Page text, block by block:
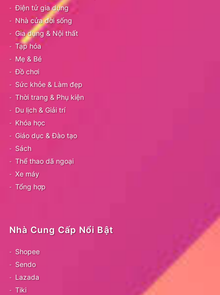
Điện tử gia dụng
Nhà cửa đời sống
Gia dụng & Nội thất
Tạp hóa
Mẹ & Bé
Đồ chơi
Sức khỏe & Làm đẹp
Thời trang & Phụ kiện
Du lịch & Giải trí
Khóa học
Giáo dục & Đào tạo
Sách
Thể thao dã ngoại
Xe máy
Tổng hợp
Nhà Cung Cấp Nổi Bật
Shopee
Sendo
Lazada
Tiki